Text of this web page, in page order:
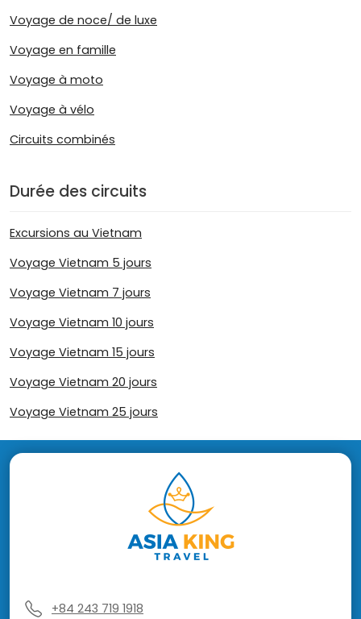
Voyage de noce/ de luxe
Voyage en famille
Voyage à moto
Voyage à vélo
Circuits combinés
Durée des circuits
Excursions au Vietnam
Voyage Vietnam 5 jours
Voyage Vietnam 7 jours
Voyage Vietnam 10 jours
Voyage Vietnam 15 jours
Voyage Vietnam 20 jours
Voyage Vietnam 25 jours
+84 243 719 1918